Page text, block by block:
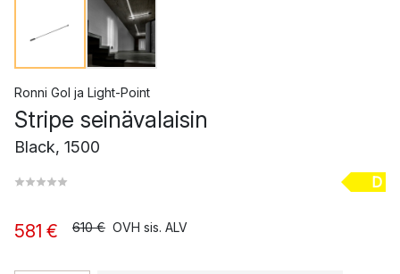
Ronni Gol ja Light-Point
Stripe seinävalaisin
Black, 1500
D
581 € 610 € OVH sis. ALV